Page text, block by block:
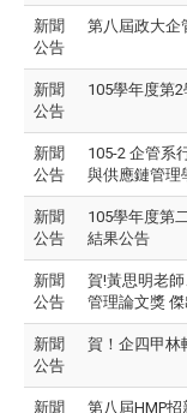
新聞
公告
第八屆政大企
新聞
公告
105學年度第
新聞
公告
105-2 企管系
與供應鏈管理
新聞
公告
105學年度第
結果公告
新聞
公告
賀!黃思明老
管理論文獎
新聞
公告
賀！企四甲林
新聞 第八屆HMP